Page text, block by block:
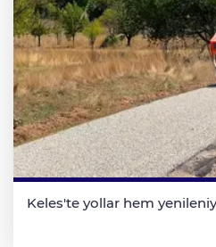
Keles'te yollar hem